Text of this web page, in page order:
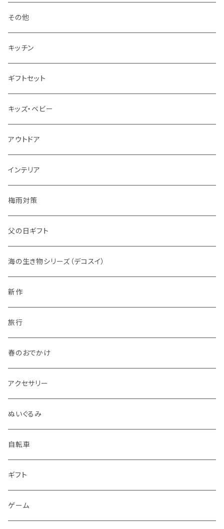
皿
箸
グラス
その他
キッチン
ギフトセット
キッズ・ベビー
アウトドア
インテリア
梅雨対策
父の日ギフト
海の生き物シリーズ（デコスイ）
新作
旅行
春のおでかけ
アクセサリー
ぬいぐるみ
自転車
ギフト
ゲーム